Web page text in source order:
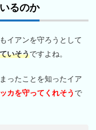
るのか
イアンを守ろうとして
いそうですよね。
ったことを知ったイア
カを守ってくれそう で